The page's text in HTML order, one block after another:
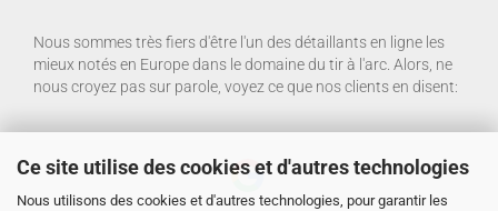
Ce site utilise des cookies et d'autres technologies
Nous utilisons des cookies et d'autres technologies, pour garantir les
Nous sommes très fiers d'être l'un des détaillants en ligne les
mieux notés en Europe dans le domaine du tir à l'arc. Alors, ne
nous croyez pas sur parole, voyez ce que nos clients en disent: